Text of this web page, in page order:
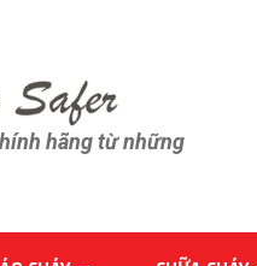
hãng từ những